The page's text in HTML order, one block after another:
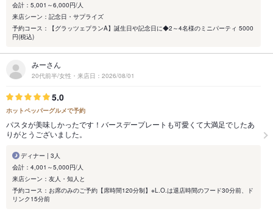
会計：5,001～6,000円/人
来店シーン：記念日・サプライズ
予約コース：【グラッツェプランA】誕生日や記念日に◆2～4名様のミニパーティ 5000
円(税込)
みーさん
20代前半/女性・来店日：2026/08/01
5.0
ホットペッパーグルメで予約
パスタが美味しかったです！バースデープレートも可愛くて大満足でしたあ
りがとうございました。
ディナー | 3人
会計：4,001～5,000円/人
来店シーン：友人・知人と
予約コース：お席のみのご予約【席時間120分制】※L.O.は退店時間のフード30分前、ド
リンク15分前